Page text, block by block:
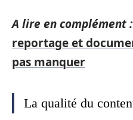
A lire en complément :
reportage et
pas manquer
La qualité du